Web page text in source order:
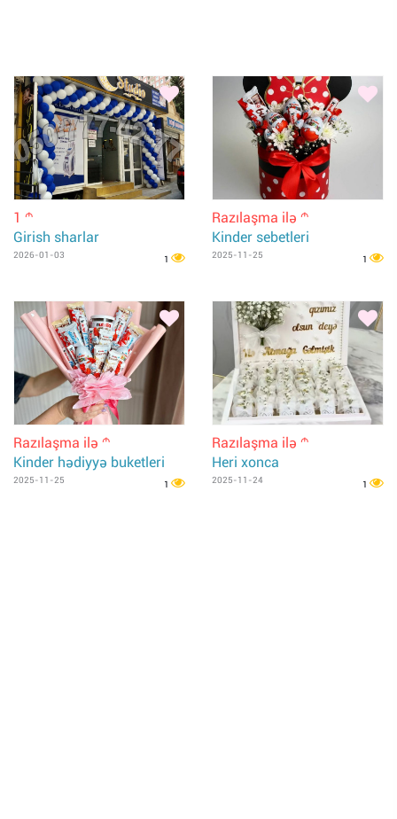
1 m
Girish sharlar
2026-01-03 1
Razılaşma ilə m
Kinder sebetleri
2025-11-25 1
Razılaşma ilə m
Kinder hədiyyə buketleri
2025-11-25 1
Razılaşma ilə m
Heri xonca
2025-11-24 1